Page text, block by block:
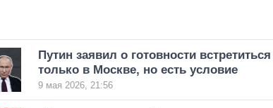
Путин заявил о готовности
только в Москве, но есть условие
9 мая 2026, 21:56